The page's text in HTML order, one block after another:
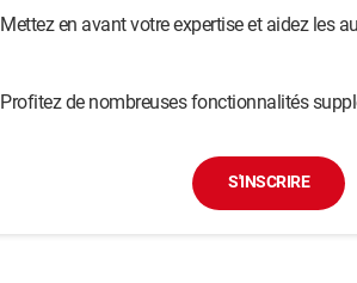
Mettez en avant votre expertise et aidez les
Profitez de nombreuses fonctionnalités
S'INSCRIRE